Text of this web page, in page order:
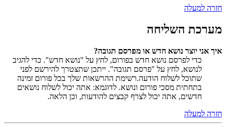
חזרה למעלה
מערכת השליחה
איך אני יוצר נושא חדש או מפרסם תגובה?
כדי לפרסם נושא חדש בפורום, לחץ על "נושא חדש". כדי להגיב
לנושא, לחץ על "פרסם תגובה". ייתכן שתצטרך להירשם לפני
שתוכל לשלוח הודעה.רשימת ההרשאות שלך בכל פורום זמינה
בתחתית מסכי פורום ונושא. לדוגמא: אתה יכול לשלוח נושאים
חדשים, אתה יכול לצרף קבצים להודעות, וכן הלאה.
חזרה למעלה